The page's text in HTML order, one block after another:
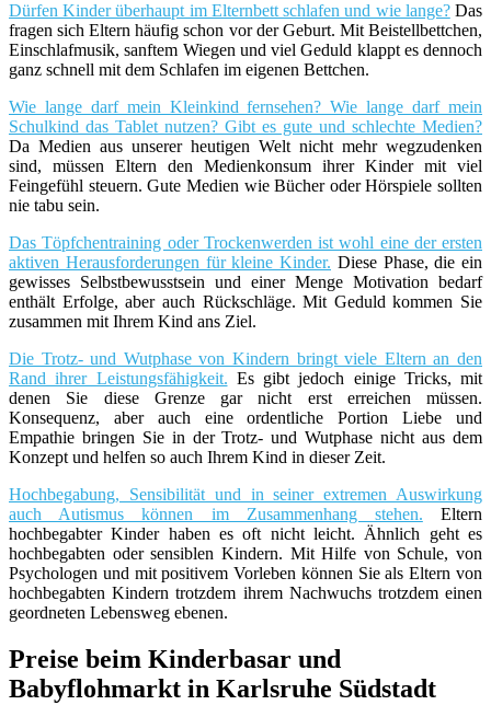
Dürfen Kinder überhaupt im Elternbett schlafen und wie lange?Das
fragen sich Eltern häufig schon vor der Geburt. Mit Beistellbettchen,
Einschlafmusik, sanftem Wiegen und viel Geduld klappt es dennoch
ganz schnell mit dem Schlafen im eigenen Bettchen.
Wie lange darf mein Kleinkind fernsehen? Wie lange darf mein
Schulkind das Tablet nutzen? Gibt es gute und schlechte Medien?
Da Medien aus unserer heutigen Welt nicht mehr wegzudenken
sind, müssen Eltern den Medienkonsum ihrer Kinder mit viel
Feingefühl steuern. Gute Medien wie Bücher oder Hörspiele sollten
nie tabu sein.
Das Töpfchentraining oder Trockenwerden ist wohl eine der ersten
aktiven Herausforderungen für kleine Kinder. Diese Phase, die ein
gewisses Selbstbewusstsein und einer Menge Motivation bedarf
enthält Erfolge, aber auch Rückschläge. Mit Geduld kommen Sie
zusammen mit Ihrem Kind ans Ziel.
Die Trotz- und Wutphase von Kindern bringt viele Eltern an den
Rand ihrer Leistungsfähigkeit. Es gibt jedoch einige Tricks, mit
denen Sie diese Grenze gar nicht erst erreichen müssen.
Konsequenz, aber auch eine ordentliche Portion Liebe und
Empathie bringen Sie in der Trotz- und Wutphase nicht aus dem
Konzept und helfen so auch Ihrem Kind in dieser Zeit.
Hochbegabung, Sensibilität und in seiner extremen Auswirkung
auch Autismus können im Zusammenhang stehen. Eltern
hochbegabter Kinder haben es oft nicht leicht. Ähnlich geht es
hochbegabten oder sensiblen Kindern. Mit Hilfe von Schule, von
Psychologen und mit positivem Vorleben können Sie als Eltern von
hochbegabten Kindern trotzdem ihrem Nachwuchs trotzdem einen
geordneten Lebensweg ebenen.
Preise beim Kinderbasar und
Babyflohmarkt in Karlsruhe Südstadt